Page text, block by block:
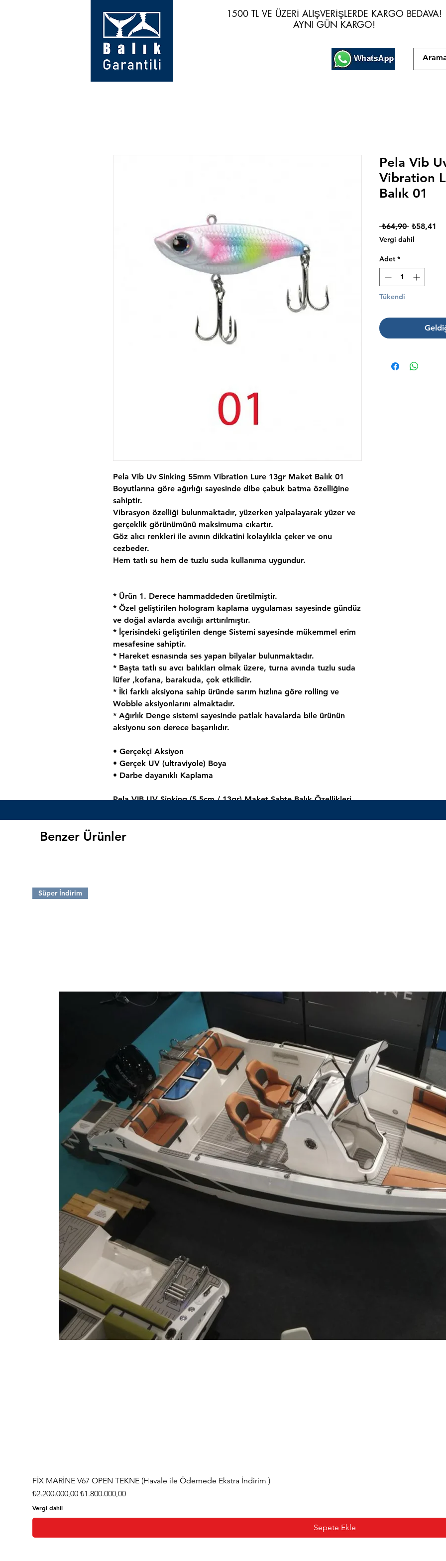
1500 TL VE ÜZERİ ALIŞVERİŞLERDE KARGO BEDAVA!
AYNI GÜN KARGO!
1500 TL VE ÜZERİ ALIŞVERİŞLERDE KARGO BEDAVA!
AYNI GÜN KARGO!
Pela Vib Uv Sinking 55mm Vibration Lure 13gr Maket Balık 01
Boyutlarına göre ağırlığı sayesinde dibe çabuk batma özelliğine
sahiptir.
Vibrasyon özelliği bulunmaktadır, yüzerken yalpalayarak yüzer ve
gerçeklik görünümünü maksimuma cıkartır.
Göz alıcı renkleri ile avının dikkatini kolaylıkla çeker ve onu
cezbeder.
Hem tatlı su hem de tuzlu suda kullanıma uygundur.
* Ürün 1. Derece hammaddeden üretilmiştir.
* Özel geliştirilen hologram kaplama uygulaması sayesinde gündüz
ve doğal avlarda avcılığı arttırılmıştır.
* İçerisindeki geliştirilen denge Sistemi sayesinde mükemmel erim
mesafesine sahiptir.
* Hareket esnasında ses yapan bilyalar bulunmaktadır.
* Başta tatlı su avcı balıkları olmak üzere, turna avında tuzlu suda
lüfer ,kofana, barakuda, çok etkilidir.
* İki farklı aksiyona sahip üründe sarım hızlına göre rolling ve
Wobble aksiyonlarını almaktadır.
* Ağırlık Denge sistemi sayesinde patlak havalarda bile ürünün
aksiyonu son derece başarılıdır.
• Gerçekçi Aksiyon
• Gerçek UV (ultraviyole) Boya
• Darbe dayanıklı Kaplama
Pela VIB UV Sinking (5.5cm / 13gr) Maket Sahte Balık Özellikleri
Ağırlık : 13gr (Sinking)
Aksiyon : Rolling
Pela Vib
Vibration
Balık 01
₺64,90 Normal
Fiyat
₺58,41
Vergi dahil
Adet *
Tükendi
Benzer Ürünler
Süper İndirim
FİX MARİNE V67 OPEN TEKNE (Havale ile Ödemede Ekstra İndirim )
Normal Fiyat
₺2.200.000,00 İndirimli Fiyat
₺1.800.000,00
Vergi dahil
Sepete Ekle